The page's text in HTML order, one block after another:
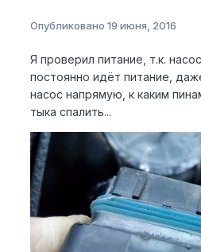
Опубликовано 19 июня, 2016
Я проверил питание, т.к.
постоянно идёт питание,
насос напрямую, к каким
тыка спалить...